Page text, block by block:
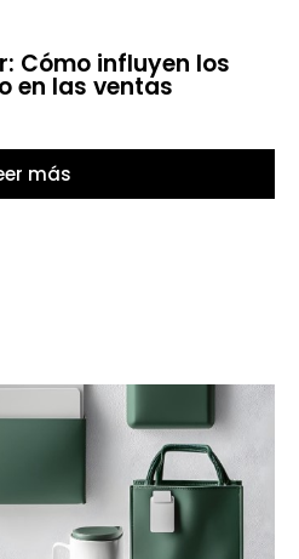
Cómo influyen los
en las ventas
más